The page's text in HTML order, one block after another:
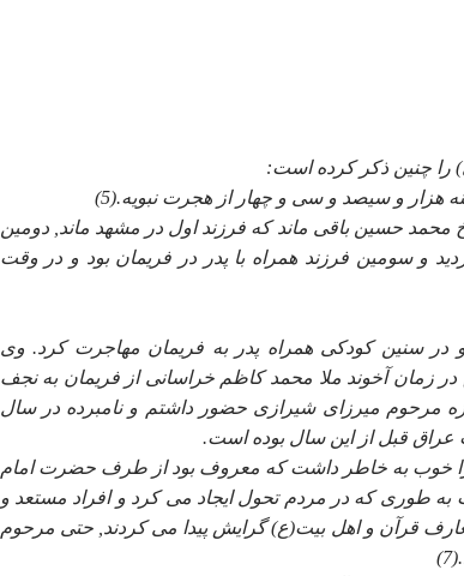
را چنين ذكر كرده است:
و سيصد و سى و چهار از هجرت نبويه.(5)
حسين باقى ماند كه فرزند اول در مشهد ماند, دومين
و سومين فرزند همراه با پدر در فريمان بود و در وقت
به جهان گشود و در سنين كودكى همراه پدر به فريمان مهاجرت كرد. وى
آخوند ملا محمد كاظم خراسانى از فريمان به نجف
مرحوم ميرزاى شيرازى حضور داشتم و نامبرده در سال
خوب به خاطر داشت كه معروف بود از طرف حضرت امام
طورى كه در مردم تحول ايجاد مى كرد و افراد مستعد و
قرآن و اهل بيت(ع) گرايش پيدا مى كردند, حتى مرحوم